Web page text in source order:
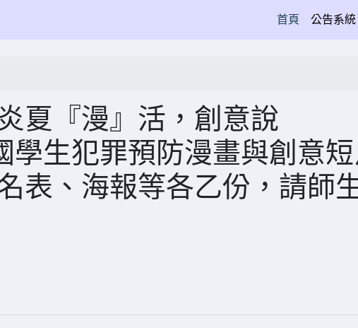
首頁(current)
公告系統
夏『漫』活，創意說
學生犯罪預防漫畫與創意短
表、海報等各乙份，請師